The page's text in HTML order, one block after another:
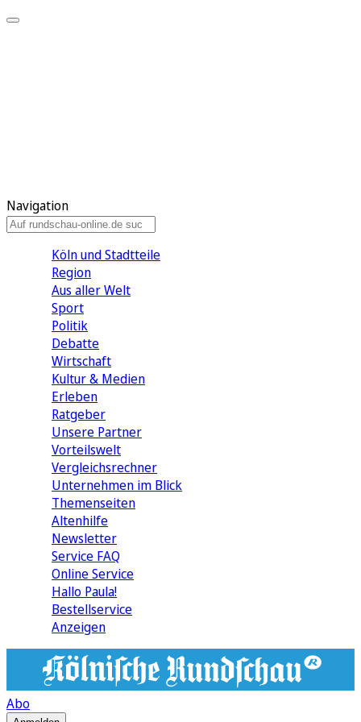
Navigation
Köln und Stadtteile
Region
Aus aller Welt
Sport
Politik
Debatte
Wirtschaft
Kultur & Medien
Erleben
Ratgeber
Unsere Partner
Vorteilswelt
Vergleichsrechner
Unternehmen im Blick
Themenseiten
Altenhilfe
Newsletter
Service FAQ
Online Service
Hallo Paula!
Bestellservice
Anzeigen
Abo